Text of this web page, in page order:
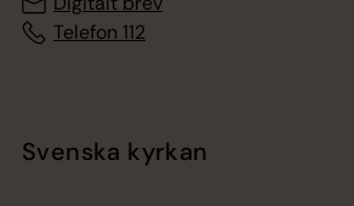
Telefon 112
Svenska kyrkan